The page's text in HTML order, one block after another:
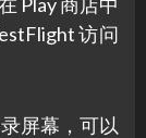
访问
屏幕，可以